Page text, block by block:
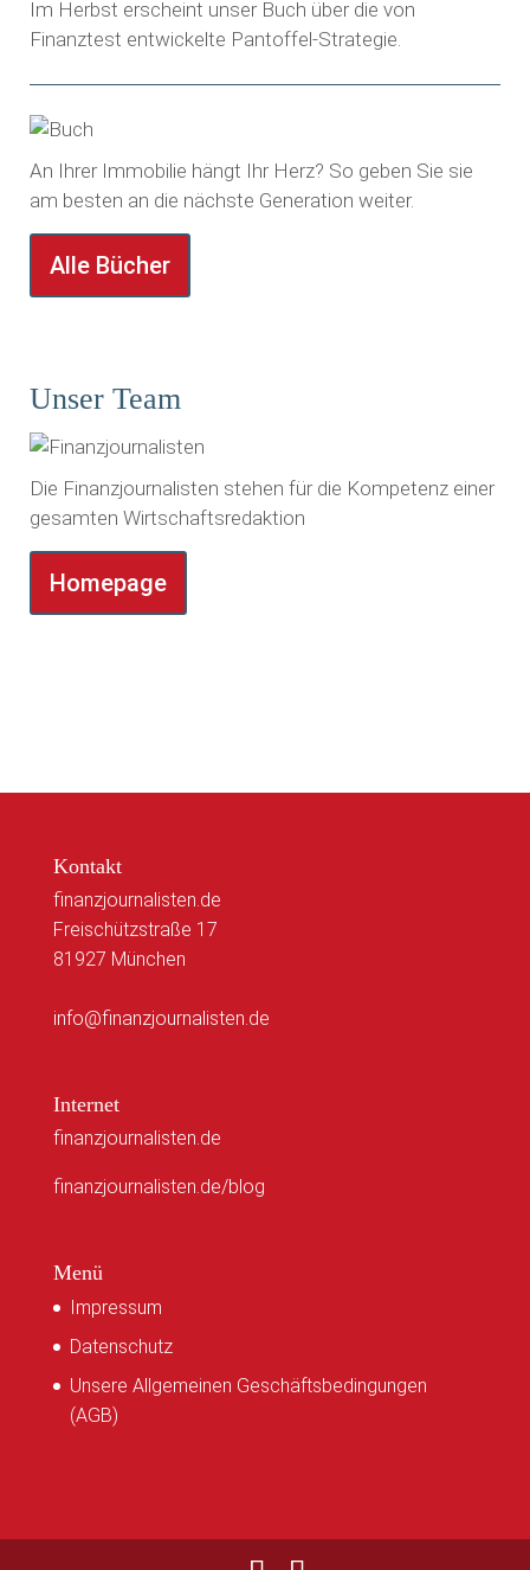
Im Herbst erscheint unser Buch über die von
Finanztest entwickelte Pantoffel-Strategie.
An Ihrer Immobilie hängt Ihr Herz? So geben Sie sie
am besten an die nächste Generation weiter.
Alle Bücher
Unser Team
Die Finanzjournalisten stehen für die Kompetenz einer
gesamten Wirtschaftsredaktion
Homepage
Kontakt
finanzjournalisten.de
Freischützstraße 17
81927 München
info@finanzjournalisten.de
Internet
finanzjournalisten.de
finanzjournalisten.de/blog
Menü
Impressum
Datenschutz
Unsere Allgemeinen Geschäftsbedingungen
(AGB)